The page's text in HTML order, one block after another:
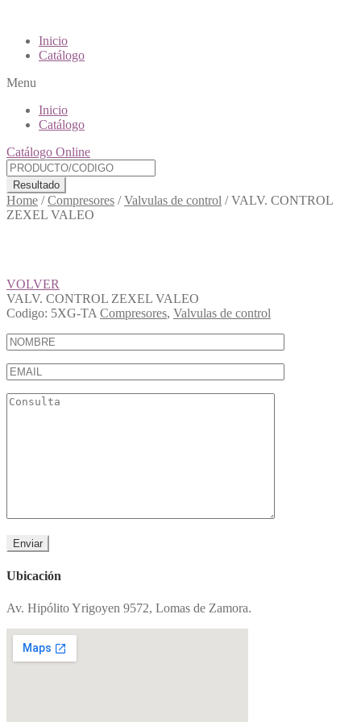
Inicio
Catálogo
Menu
Inicio
Catálogo
Catálogo Online
Resultado
Home /Compresores /Valvulas de control /VALV. CONTROL
ZEXEL VALEO
VOLVER
VALV. CONTROL ZEXEL VALEO
Codigo: 5XG-TA Compresores, Valvulas de control
Ubicación
Av. Hipólito Yrigoyen 9572, Lomas de Zamora.